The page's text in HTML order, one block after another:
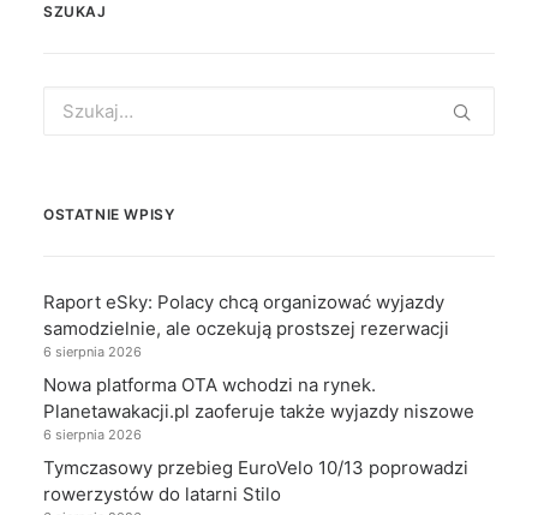
SZUKAJ
for:
OSTATNIE WPISY
Raport eSky: Polacy chcą organizować wyjazdy
samodzielnie, ale oczekują prostszej rezerwacji
6 sierpnia 2026
Nowa platforma OTA wchodzi na rynek.
Planetawakacji.pl zaoferuje także wyjazdy niszowe
6 sierpnia 2026
Tymczasowy przebieg EuroVelo 10/13 poprowadzi
rowerzystów do latarni Stilo